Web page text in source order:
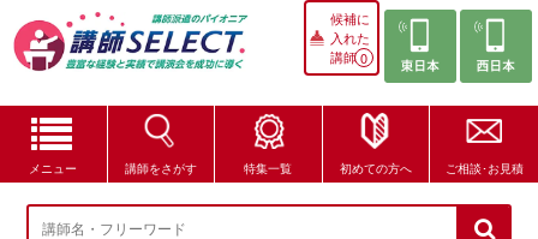
候補に
入れた
講師0
メニュー 講師をさがす 特集一覧 初めての方へ ご相談･お見積
講師をさがす